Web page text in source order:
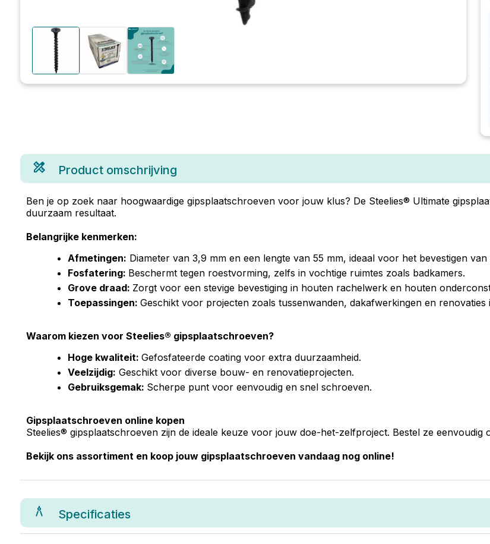
Product omschrijving
Ben je op zoek naar hoogwaardige gipsplaatschroeven voor jouw klus? De Steelies® Ultimate
duurzaam resultaat.
Belangrijke kenmerken:
Afmetingen: Diameter van 3,9 mm en een lengte van 55 mm, ideaal voor het bevestigen van
Fosfatering: Beschermt tegen roestvorming, zelfs in vochtige ruimtes zoals badkamers.
Grove draad: Zorgt voor een stevige bevestiging in houten rachelwerk en houten
Toepassingen: Geschikt voor projecten zoals tussenwanden, dakafwerkingen en renovaties
Waarom kiezen voor Steelies® gipsplaatschroeven?
Hoge kwaliteit: Gefosfateerde coating voor extra duurzaamheid.
Veelzijdig: Geschikt voor diverse bouw- en renovatieprojecten.
Gebruiksgemak: Scherpe punt voor eenvoudig en snel schroeven.
Gipsplaatschroeven online kopen
Steelies® gipsplaatschroeven zijn de ideale keuze voor jouw doe-het-zelfproject. Bestel ze
Bekijk ons assortiment en koop jouw gipsplaatschroeven vandaag nog online!
Specificaties